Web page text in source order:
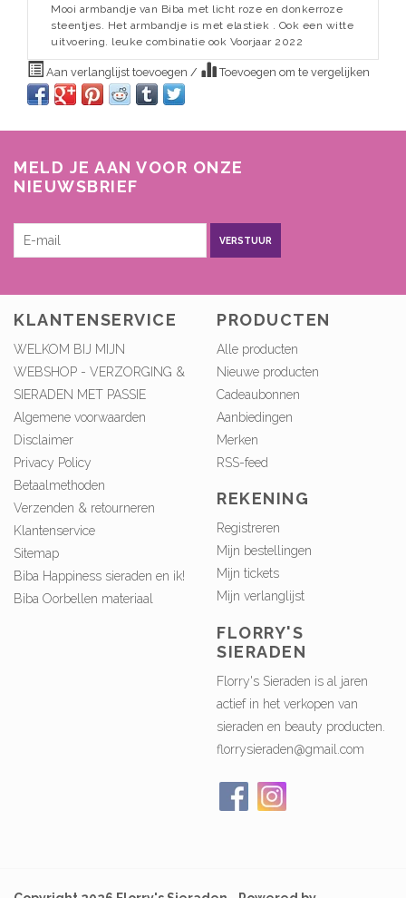
Mooi armbandje van Biba met licht roze en donkerroze
steentjes. Het armbandje is met elastiek . Ook een witte
uitvoering. leuke combinatie ook Voorjaar 2022
Aan verlanglijst toevoegen / Toevoegen om te vergelijken
MELD JE AAN VOOR ONZE
NIEUWSBRIEF
VERSTUUR
KLANTENSERVICE
WELKOM BIJ MIJN
WEBSHOP - VERZORGING &
SIERADEN MET PASSIE
Algemene voorwaarden
Disclaimer
Privacy Policy
Betaalmethoden
Verzenden & retourneren
Klantenservice
Sitemap
Biba Happiness sieraden en ik!
Biba Oorbellen materiaal
PRODUCTEN
Alle producten
Nieuwe producten
Cadeaubonnen
Aanbiedingen
Merken
RSS-feed
REKENING
Registreren
Mijn bestellingen
Mijn tickets
Mijn verlanglijst
FLORRY'S
SIERADEN
Florry's Sieraden is al jaren
actief in het verkopen van
sieraden en beauty producten.
florrysieraden@gmail.com